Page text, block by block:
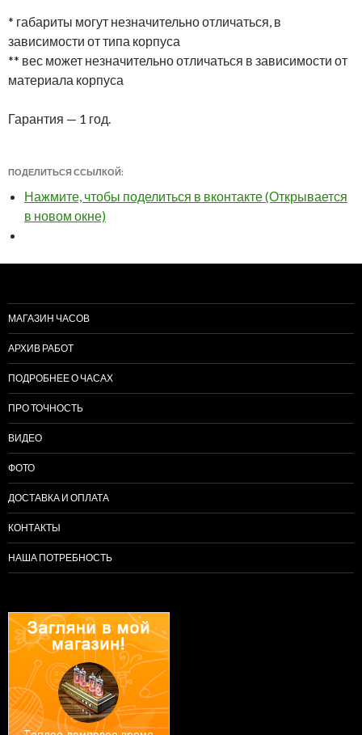
* габариты могут незначительно отличаться, в
зависимости от типа корпуса
** вес может незначительно отличаться в зависимости от
материала корпуса
Гарантия — 1 год.
ПОДЕЛИТЬСЯ ССЫЛКОЙ:
Нажмите, чтобы поделиться в вконтакте (Открывается
в новом окне)
МАГАЗИН ЧАСОВ
АРХИВ РАБОТ
ПОДРОБНЕЕ О ЧАСАХ
ПРО ТОЧНОСТЬ
ВИДЕО
ФОТО
ДОСТАВКА И ОПЛАТА
КОНТАКТЫ
НАША ПОТРЕБНОСТЬ